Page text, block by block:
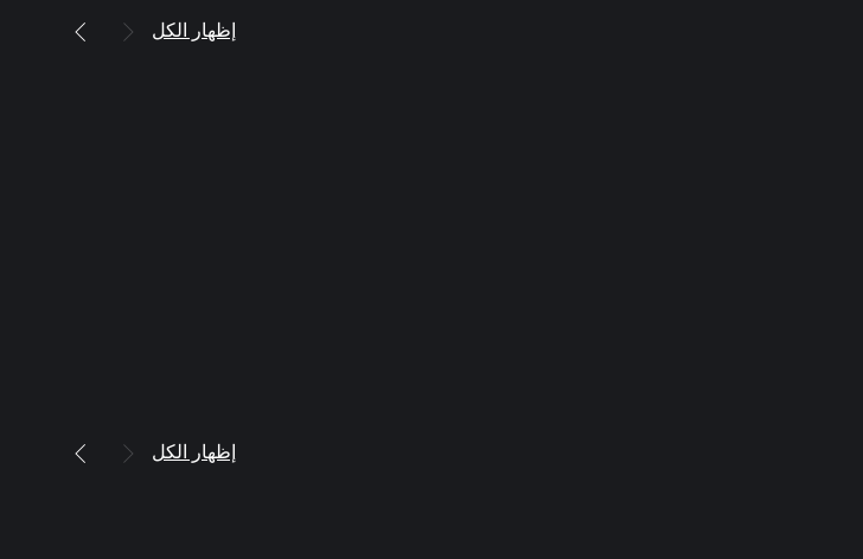
إظهار الكل
إظهار الكل